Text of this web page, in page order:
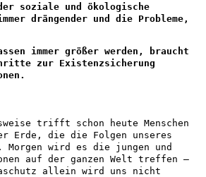
soziale und ökologische
drängender und die Probleme,
immer größer werden, braucht
zur Existenzsicherung
trifft schon heute Menschen
Erde, die die Folgen unseres
wird es die jungen und
auf der ganzen Welt treffen –
allein wird uns nicht